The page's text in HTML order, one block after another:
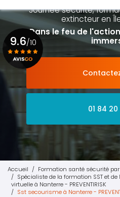
Journée sécurité,
extincteuren
Dans le feu de
01 84 20
9.6/10
Voir le certificat
Accueil
Formation santé sécurité par
Spécialiste de la formation SST et
virtuelle à Nanterre - PREVENTIRISK
Sst secourisme à Nanterre -